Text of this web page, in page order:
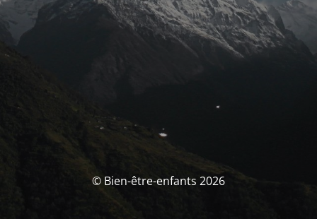
© Bien-être-enfants 2026